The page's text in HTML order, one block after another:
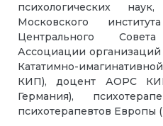
психологических
Московского
Центрального
Ассоциации
Кататимно-
КИП), доцент АОРС
Германия),
психотерапевтов Европы